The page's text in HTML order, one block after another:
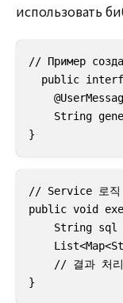
использовать
// Пример
public
String
}
// Service 로직
public void
String sql
// 결과 처
}